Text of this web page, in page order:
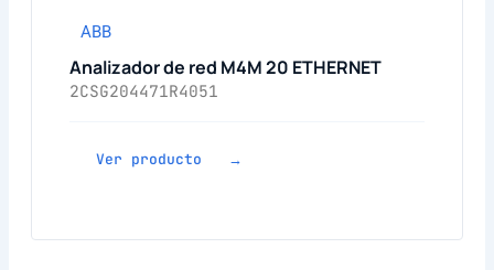
ABB
Analizador de red M4M 20 ETHERNET
2CSG204471R4051
Ver producto →